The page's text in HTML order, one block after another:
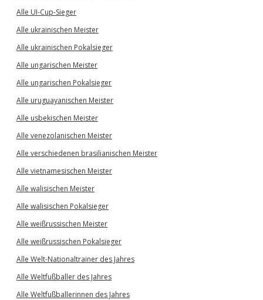
Alle UI-Cup-Sieger
Alle ukrainischen Meister
Alle ukrainischen Pokalsieger
Alle ungarischen Meister
Alle ungarischen Pokalsieger
Alle uruguayanischen Meister
Alle usbekischen Meister
Alle venezolanischen Meister
Alle verschiedenen brasilianischen Meister
Alle vietnamesischen Meister
Alle walisischen Meister
Alle walisischen Pokalsieger
Alle weißrussischen Meister
Alle weißrussischen Pokalsieger
Alle Welt-Nationaltrainer des Jahres
Alle Weltfußballer des Jahres
Alle Weltfußballerinnen des Jahres